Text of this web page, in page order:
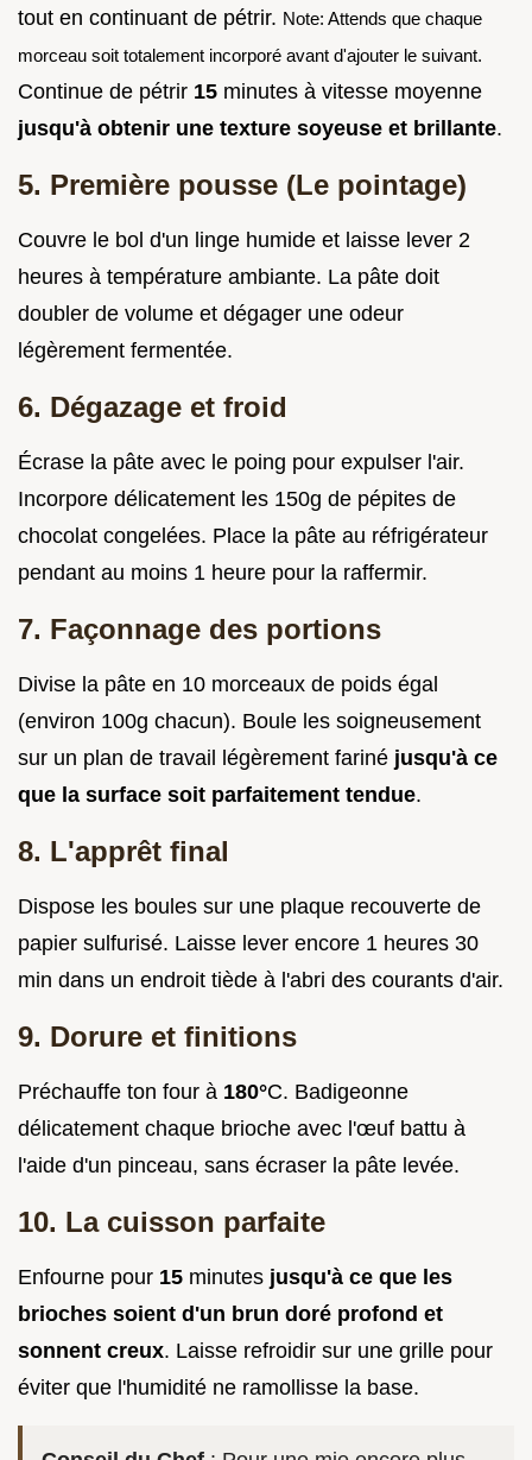
tout en continuant de pétrir. Note: Attends que chaque
morceau soit totalement incorporé avant d'ajouter le suivant.
Continue de pétrir 15 minutes à vitesse moyenne
jusqu'à obtenir une texture soyeuse et brillante.
5. Première pousse (Le pointage)
Couvre le bol d'un linge humide et laisse lever 2
heures à température ambiante. La pâte doit
doubler de volume et dégager une odeur
légèrement fermentée.
6. Dégazage et froid
Écrase la pâte avec le poing pour expulser l'air.
Incorpore délicatement les 150g de pépites de
chocolat congelées. Place la pâte au réfrigérateur
pendant au moins 1 heure pour la raffermir.
7. Façonnage des portions
Divise la pâte en 10 morceaux de poids égal
(environ 100g chacun). Boule les soigneusement
sur un plan de travail légèrement fariné jusqu'à ce
que la surface soit parfaitement tendue.
8. L'apprêt final
Dispose les boules sur une plaque recouverte de
papier sulfurisé. Laisse lever encore 1 heures 30
min dans un endroit tiède à l'abri des courants d'air.
9. Dorure et finitions
Préchauffe ton four à 180°C. Badigeonne
délicatement chaque brioche avec l'œuf battu à
l'aide d'un pinceau, sans écraser la pâte levée.
10. La cuisson parfaite
Enfourne pour 15 minutes jusqu'à ce que les
brioches soient d'un brun doré profond et
sonnent creux. Laisse refroidir sur une grille pour
éviter que l'humidité ne ramollisse la base.